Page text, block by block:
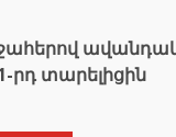
րդ տարելիցին